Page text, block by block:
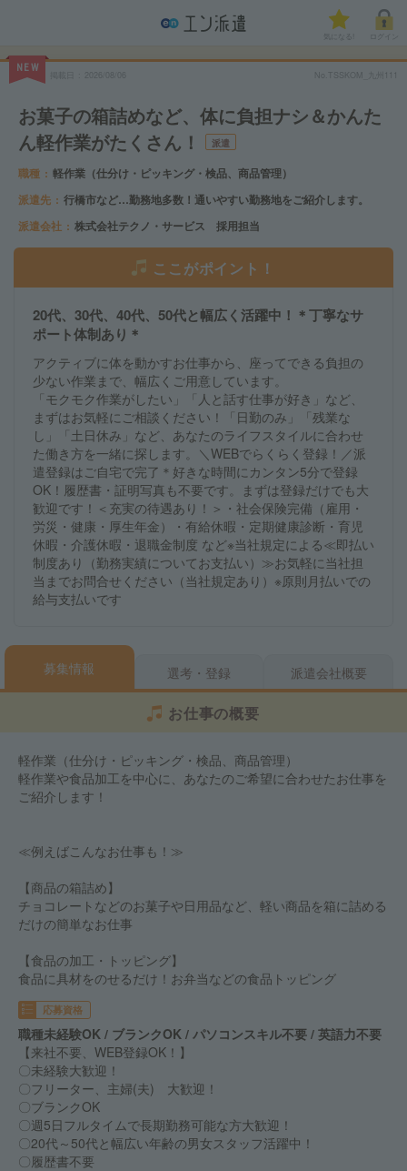
気になる!
NEW
No.TSSKOM_九州111
お菓子の箱詰めなど、体に負担ナシ＆かんた
ん軽作業がたくさん！
派遣
職種
軽作業（仕分け・ピッキング・検品、商品管理）
派遣先
行橋市など…勤務地多数！通いやすい勤務地をご紹介します。
派遣会社
株式会社テクノ・サービス 採用担当
ここがポイント！
20代、30代、40代、50代と幅広く活躍中！＊丁寧なサ
ポート体制あり＊
アクティブに体を動かすお仕事から、座ってできる負担の
少ない作業まで、幅広くご用意しています。
「モクモク作業がしたい」「人と話す仕事が好き」など、
まずはお気軽にご相談ください！「日勤のみ」「残業な
し」「土日休み」など、あなたのライフスタイルに合わせ
た働き方を一緒に探します。＼WEBでらくらく登録！／派
遣登録はご自宅で完了＊好きな時間にカンタン5分で登録
OK！履歴書・証明写真も不要です。まずは登録だけでも大
歓迎です！＜充実の待遇あり！＞・社会保険完備（雇用・
労災・健康・厚生年金）・有給休暇・定期健康診断・育児
休暇・介護休暇・退職金制度 など※当社規定による≪即払い
制度あり（勤務実績についてお支払い）≫お気軽に当社担
当までお問合せください（当社規定あり）※原則月払いでの
給与支払いです
募集情報 選考・登録 派遣会社概要
お仕事の概要
軽作業（仕分け・ピッキング・検品、商品管理）
軽作業や食品加工を中心に、あなたのご希望に合わせたお仕事を
ご紹介します！
≪例えばこんなお仕事も！≫
【商品の箱詰め】
チョコレートなどのお菓子や日用品など、軽い商品を箱に詰める
だけの簡単なお仕事
【食品の加工・トッピング】
食品に具材をのせるだけ！お弁当などの食品トッピング
応募資格
職種未経験OK / ブランクOK / パソコンスキル不要 / 英語力不要
【来社不要、WEB登録OK！】
〇未経験大歓迎！
〇フリーター、主婦(夫) 大歓迎！
〇ブランクOK
〇週5日フルタイムで長期勤務可能な方大歓迎！
〇20代～50代と幅広い年齢の男女スタッフ活躍中！
〇履歴書不要